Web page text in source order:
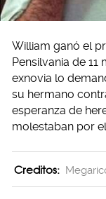
William ganó el
Pensilvania de
exnovia lo
su hermano
esperanza de
molestaban por
Creditos: